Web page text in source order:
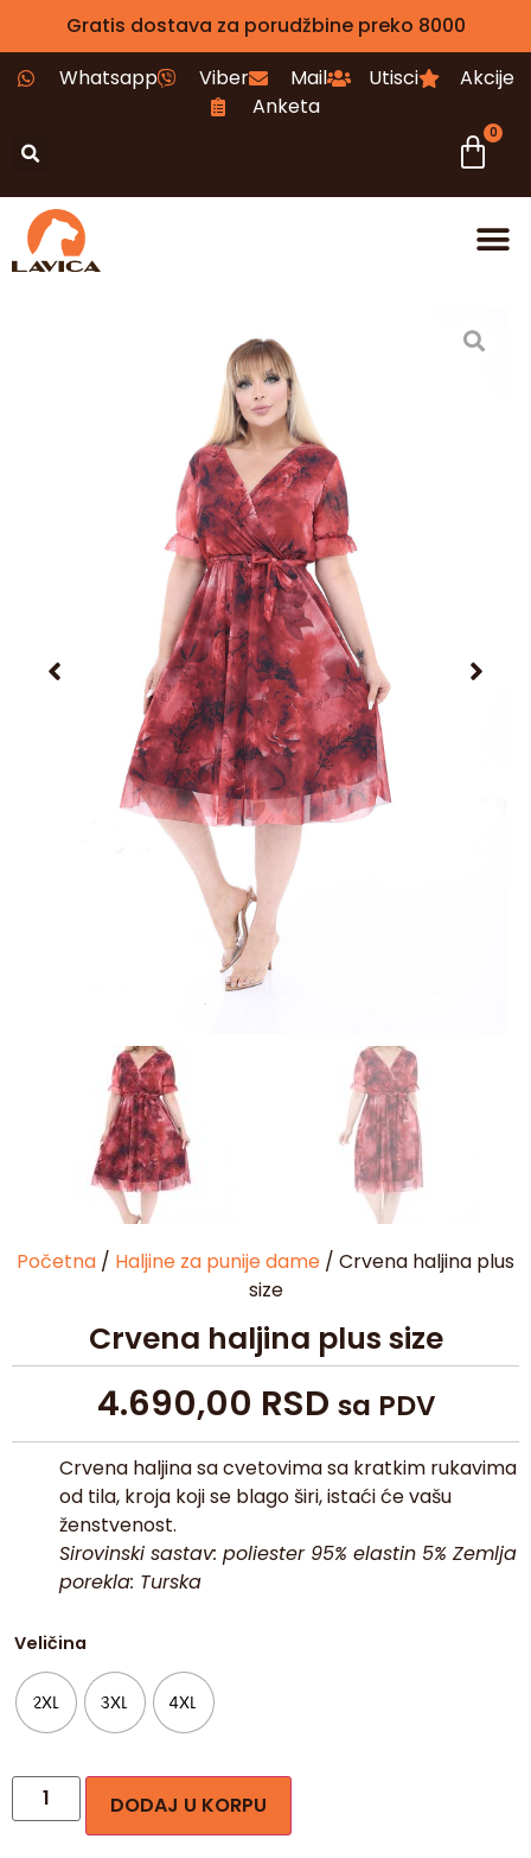
Gratis dostava za porudžbine preko 8000
Whatsapp
Viber Mail Utisci
Akcije
Anketa
0
Početna / Haljine za punije dame / Crvena haljina plus
size
Crvena haljina plus size
4.690,00 RSD sa PDV
Crvena haljina sa cvetovima sa kratkim rukavima
od tila, kroja koji se blago širi, istaći će vašu
ženstvenost.
Sirovinski sastav: poliester 95% elastin 5% Zemlja
porekla: Turska
Veličina
2XL 3XL 4XL
DODAJ U KORPU